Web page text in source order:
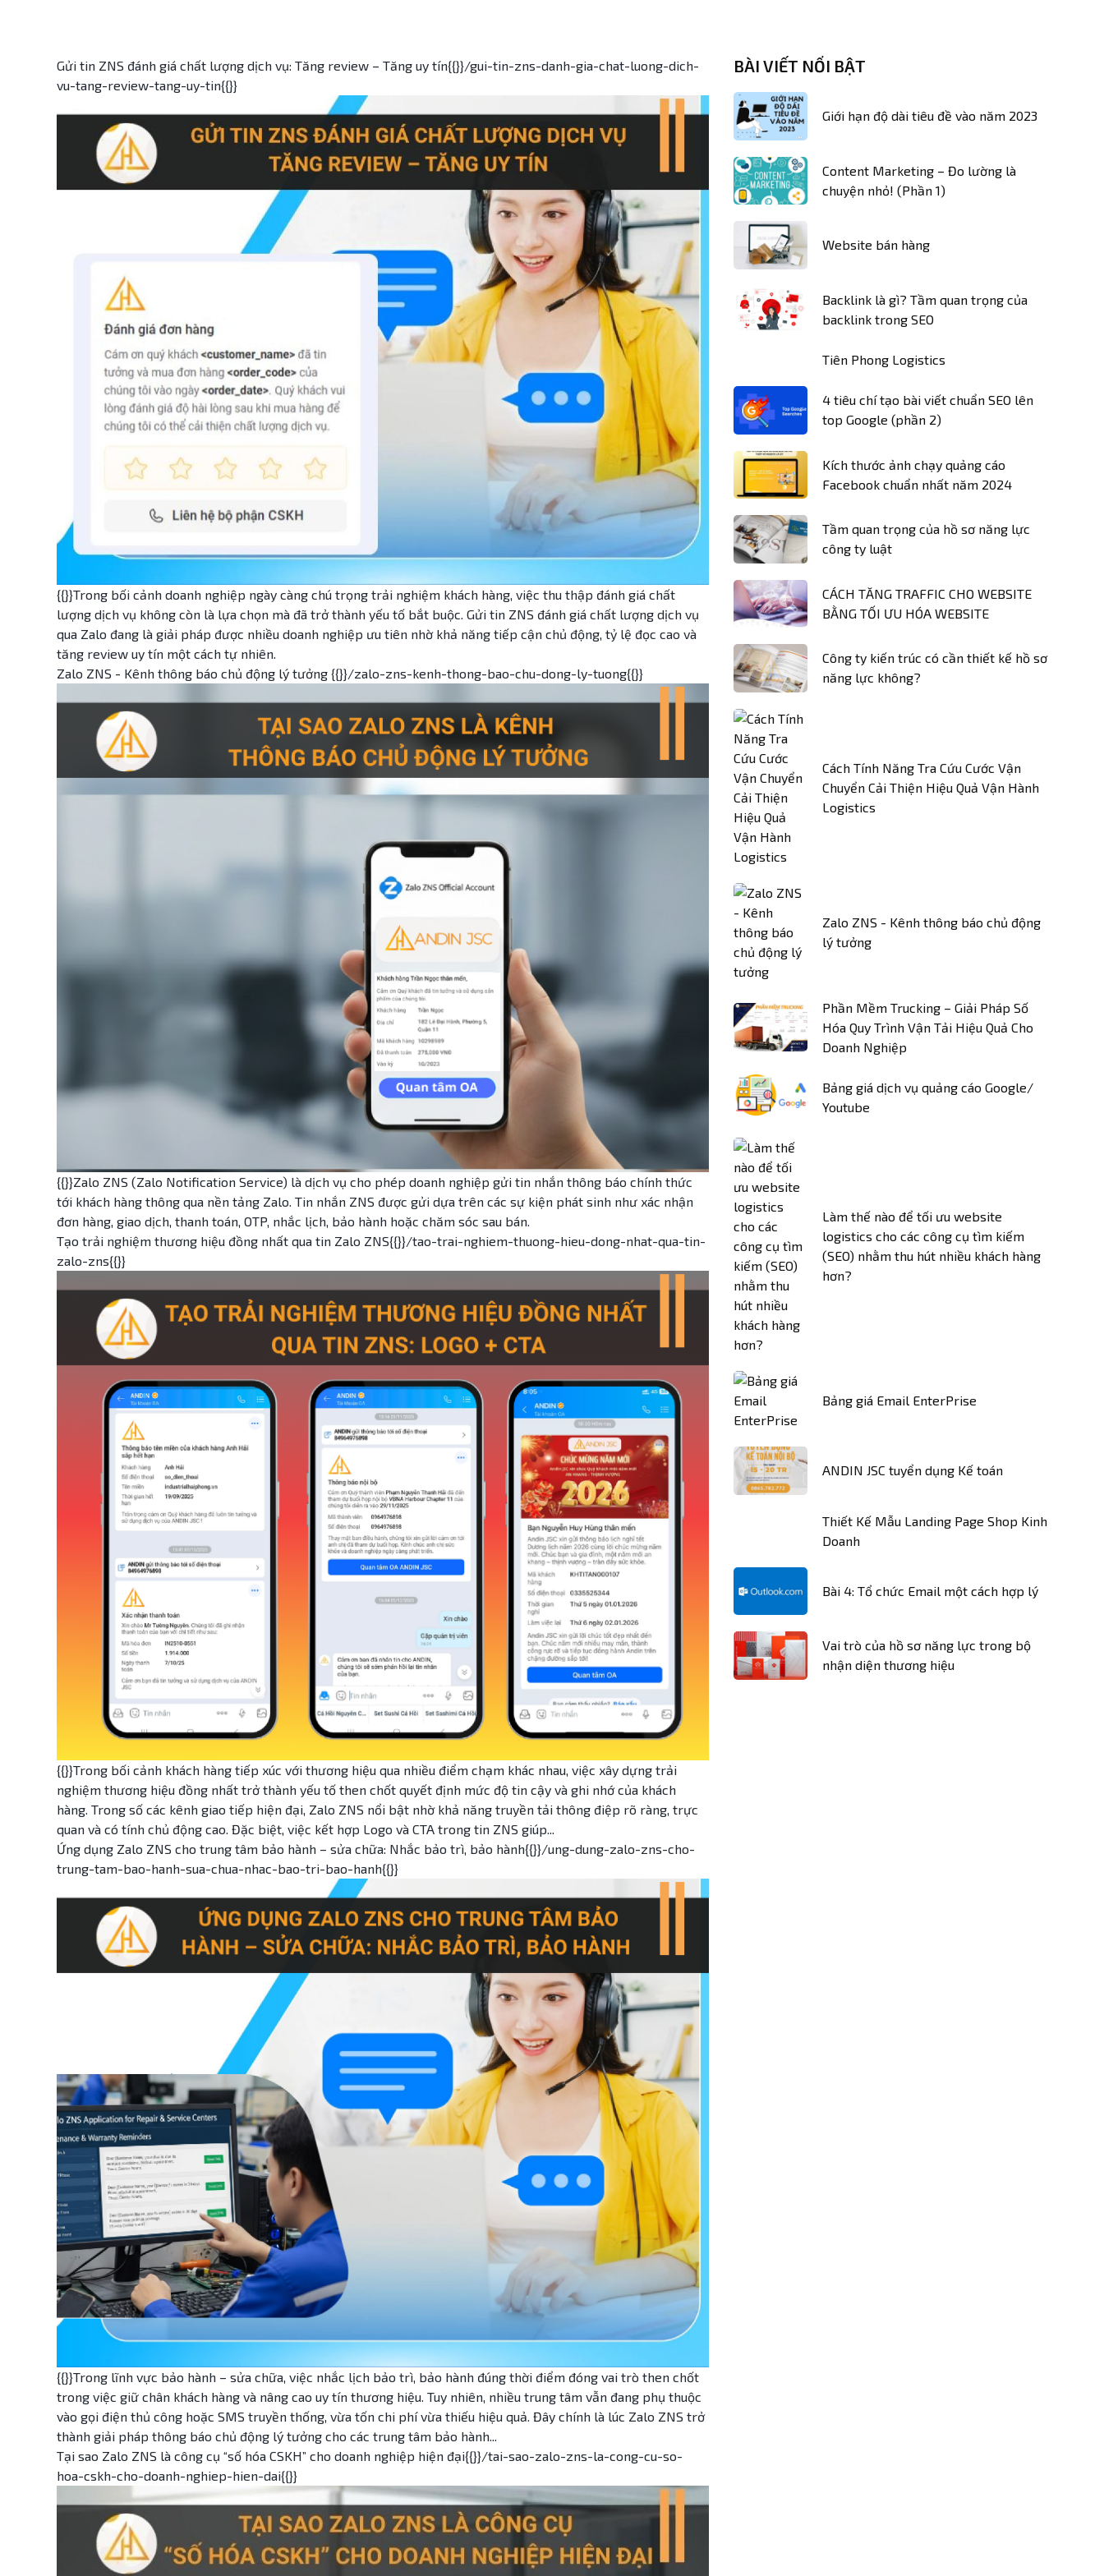
Gửi tin ZNS đánh giá chất lượng dịch vụ: Tăng review – Tăng uy tín{{}}/gui-tin-zns-danh-gia-chat-luong-dich-
vu-tang-review-tang-uy-tin{{}}
{{}}Trong bối cảnh doanh nghiệp ngày càng chú trọng trải nghiệm khách hàng, việc thu thập đánh giá chất
lượng dịch vụ không còn là lựa chọn mà đã trở thành yếu tố bắt buộc. Gửi tin ZNS đánh giá chất lượng dịch vụ
qua Zalo đang là giải pháp được nhiều doanh nghiệp ưu tiên nhờ khả năng tiếp cận chủ động, tỷ lệ đọc cao và
tăng review uy tín một cách tự nhiên.
Zalo ZNS - Kênh thông báo chủ động lý tưởng {{}}/zalo-zns-kenh-thong-bao-chu-dong-ly-tuong{{}}
{{}}Zalo ZNS (Zalo Notification Service) là dịch vụ cho phép doanh nghiệp gửi tin nhắn thông báo chính thức
tới khách hàng thông qua nền tảng Zalo. Tin nhắn ZNS được gửi dựa trên các sự kiện phát sinh như xác nhận
đơn hàng, giao dịch, thanh toán, OTP, nhắc lịch, bảo hành hoặc chăm sóc sau bán.
Tạo trải nghiệm thương hiệu đồng nhất qua tin Zalo ZNS{{}}/tao-trai-nghiem-thuong-hieu-dong-nhat-qua-tin-
zalo-zns{{}}
{{}}Trong bối cảnh khách hàng tiếp xúc với thương hiệu qua nhiều điểm chạm khác nhau, việc xây dựng trải
nghiệm thương hiệu đồng nhất trở thành yếu tố then chốt quyết định mức độ tin cậy và ghi nhớ của khách
hàng. Trong số các kênh giao tiếp hiện đại, Zalo ZNS nổi bật nhờ khả năng truyền tải thông điệp rõ ràng, trực
quan và có tính chủ động cao. Đặc biệt, việc kết hợp Logo và CTA trong tin ZNS giúp...
Ứng dụng Zalo ZNS cho trung tâm bảo hành – sửa chữa: Nhắc bảo trì, bảo hành{{}}/ung-dung-zalo-zns-cho-
trung-tam-bao-hanh-sua-chua-nhac-bao-tri-bao-hanh{{}}
{{}}Trong lĩnh vực bảo hành – sửa chữa, việc nhắc lịch bảo trì, bảo hành đúng thời điểm đóng vai trò then chốt
trong việc giữ chân khách hàng và nâng cao uy tín thương hiệu. Tuy nhiên, nhiều trung tâm vẫn đang phụ thuộc
vào gọi điện thủ công hoặc SMS truyền thống, vừa tốn chi phí vừa thiếu hiệu quả. Đây chính là lúc Zalo ZNS trở
thành giải pháp thông báo chủ động lý tưởng cho các trung tâm bảo hành...
Tại sao Zalo ZNS là công cụ “số hóa CSKH” cho doanh nghiệp hiện đại{{}}/tai-sao-zalo-zns-la-cong-cu-so-
hoa-cskh-cho-doanh-nghiep-hien-dai{{}}
BÀI VIẾT NỔI BẬT
Giới hạn độ dài tiêu đề vào năm 2023
Content Marketing – Đo lường là
chuyện nhỏ! (Phần 1)
Website bán hàng
Backlink là gì? Tầm quan trọng của
backlink trong SEO
Tiên Phong Logistics
4 tiêu chí tạo bài viết chuẩn SEO lên
top Google (phần 2)
Kích thước ảnh chạy quảng cáo
Facebook chuẩn nhất năm 2024
Tầm quan trọng của hồ sơ năng lực
công ty luật
CÁCH TĂNG TRAFFIC CHO WEBSITE
BẰNG TỐI ƯU HÓA WEBSITE
Công ty kiến trúc có cần thiết kế hồ sơ
năng lực không?
Cách Tính Năng Tra Cứu Cước Vận
Chuyển Cải Thiện Hiệu Quả Vận Hành
Logistics
Zalo ZNS - Kênh thông báo chủ động
lý tưởng
Phần Mềm Trucking – Giải Pháp Số
Hóa Quy Trình Vận Tải Hiệu Quả Cho
Doanh Nghiệp
Bảng giá dịch vụ quảng cáo Google/
Youtube
Làm thế nào để tối ưu website
logistics cho các công cụ tìm kiếm
(SEO) nhằm thu hút nhiều khách hàng
hơn?
Bảng giá Email EnterPrise
ANDIN JSC tuyển dụng Kế toán
Thiết Kế Mẫu Landing Page Shop Kinh
Doanh
Bài 4: Tổ chức Email một cách hợp lý
Vai trò của hồ sơ năng lực trong bộ
nhận diện thương hiệu